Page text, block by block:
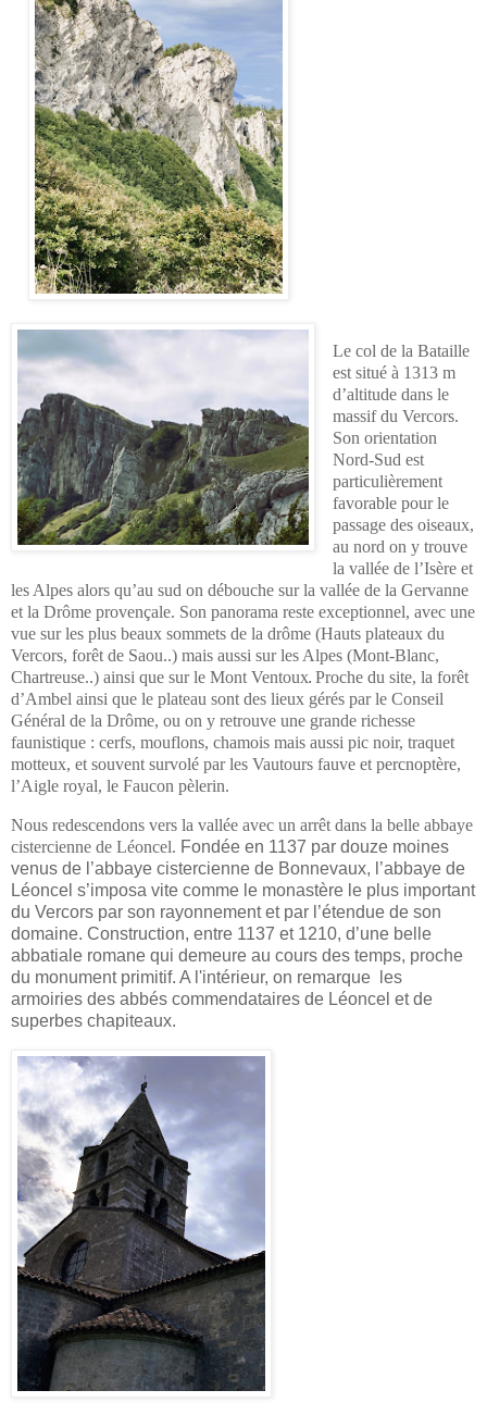
Le col de la Bataille
est situé à 1313 m
d’altitude dans le
massif du Vercors.
Son orientation
Nord-Sud est
particulièrement
favorable pour le
passage des oiseaux,
au nord on y trouve
la vallée de l’Isère et
les Alpes alors qu’au sud on débouche sur la vallée de la Gervanne
et la Drôme provençale. Son panorama reste exceptionnel, avec une
vue sur les plus beaux sommets de la drôme (Hauts plateaux du
Vercors, forêt de Saou..) mais aussi sur les Alpes (Mont-Blanc,
Chartreuse..) ainsi que sur le Mont Ventoux. Proche du site, la forêt
d’Ambel ainsi que le plateau sont des lieux gérés par le Conseil
Général de la Drôme, ou on y retrouve une grande richesse
faunistique : cerfs, mouflons, chamois mais aussi pic noir, traquet
motteux, et souvent survolé par les Vautours fauve et percnoptère,
l’Aigle royal, le Faucon pèlerin.
Nous redescendons vers la vallée avec un arrêt dans la belle abbaye
cistercienne de Léoncel. Fondée en 1137 par douze moines
venus de l’abbaye cistercienne de Bonnevaux, l’abbaye de
Léoncel s’imposa vite comme le monastère le plus important
du Vercors par son rayonnement et par l’étendue de son
domaine. Construction, entre 1137 et 1210, d’une belle
abbatiale romane qui demeure au cours des temps, proche
du monument primitif. A l'intérieur, on remarque
les
armoiries des abbés commendataires de Léoncel et de
superbes chapiteaux.